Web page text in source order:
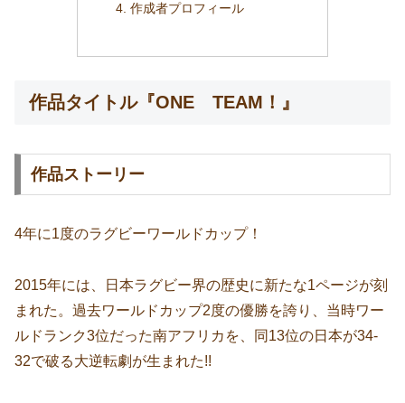
作成者プロフィール
作品タイトル『ONE TEAM！』
作品ストーリー
4年に1度のラグビーワールドカップ！
2015年には、日本ラグビー界の歴史に新たな1ページが刻
まれた。過去ワールドカップ2度の優勝を誇り、当時ワー
ルドランク3位だった南アフリカを、同13位の日本が34-
32で破る大逆転劇が生まれた!!